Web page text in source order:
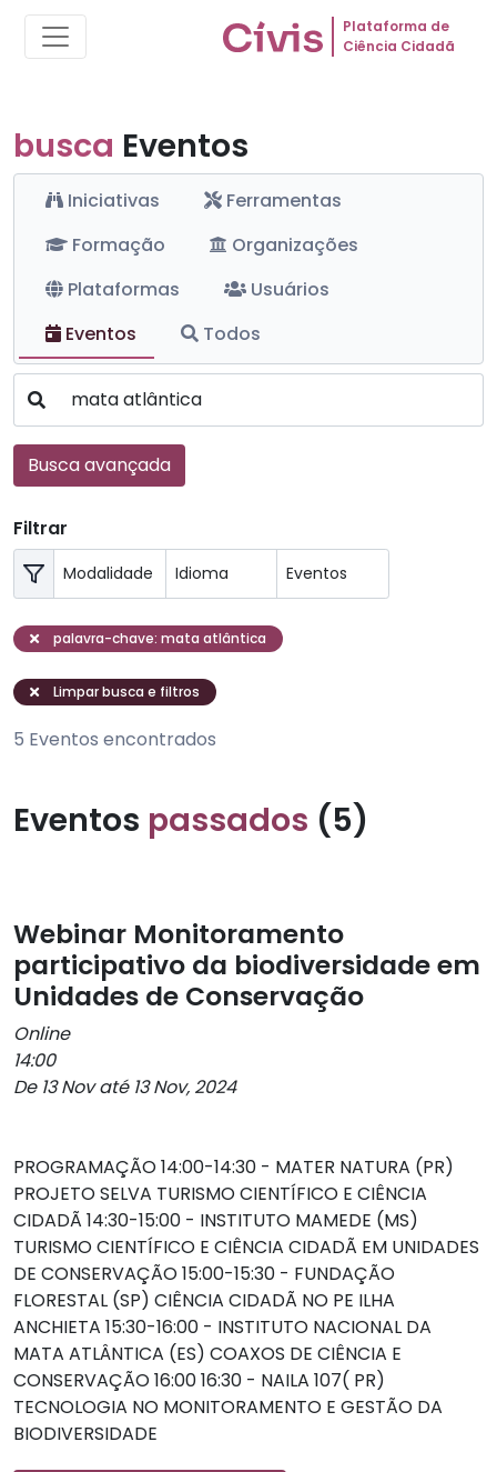
Plataforma de
Ciência Cidadã
busca Eventos
Iniciativas
Ferramentas
Formação
Organizações
Plataformas
Usuários
Eventos
Todos
Busca avançada
Filtrar
palavra-chave: mata atlântica
Limpar busca e filtros
5 Eventos encontrados
Eventos passados (5)
Webinar Monitoramento
participativo da biodiversidade em
Unidades de Conservação
Online
14:00
De 13 Nov até 13 Nov, 2024
PROGRAMAÇÃO 14:00-14:30 - MATER NATURA (PR)
PROJETO SELVA TURISMO CIENTÍFICO E CIÊNCIA
CIDADÃ 14:30-15:00 - INSTITUTO MAMEDE (MS)
TURISMO CIENTÍFICO E CIÊNCIA CIDADÃ EM UNIDADES
DE CONSERVAÇÃO 15:00-15:30 - FUNDAÇÃO
FLORESTAL (SP) CIÊNCIA CIDADÃ NO PE ILHA
ANCHIETA 15:30-16:00 - INSTITUTO NACIONAL DA
MATA ATLÂNTICA (ES) COAXOS DE CIÊNCIA E
CONSERVAÇÃO 16:00 16:30 - NAILA 107( PR)
TECNOLOGIA NO MONITORAMENTO E GESTÃO DA
BIODIVERSIDADE